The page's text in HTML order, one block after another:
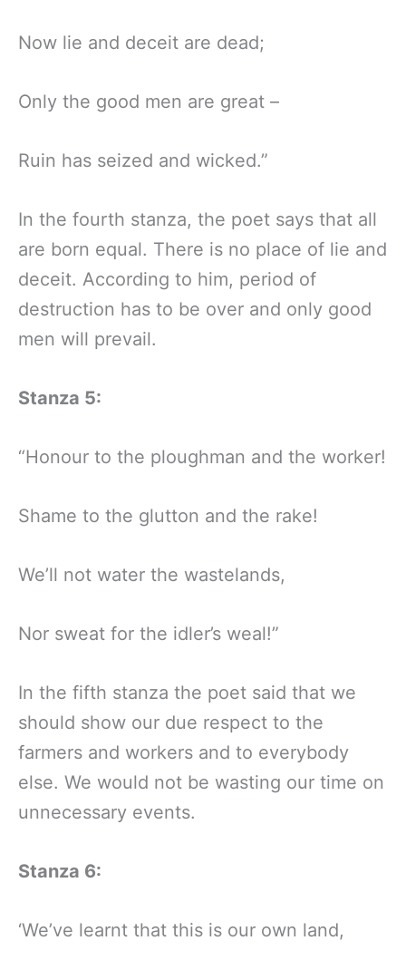
Now lie and deceit are dead;
Only the good men are great –
Ruin has seized and wicked.”
In the fourth stanza, the poet says that all
are born equal. There is no place of lie and
deceit. According to him, period of
destruction has to be over and only good
men will prevail.
Stanza 5:
“Honour to the ploughman and the worker!
Shame to the glutton and the rake!
We’ll not water the wastelands,
Nor sweat for the idler’s weal!”
In the fifth stanza the poet said that we
should show our due respect to the
farmers and workers and to everybody
else. We would not be wasting our time on
unnecessary events.
Stanza 6:
‘We’ve learnt that this is our own land,